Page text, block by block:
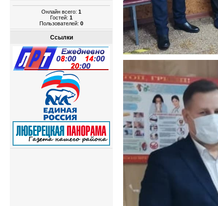
Онлайн всего: 1
Гостей: 1
Пользователей: 0
Ссылки